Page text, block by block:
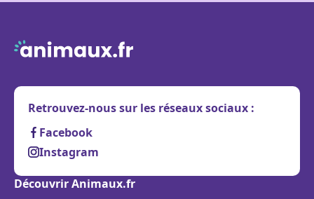
Retrouvez-nous sur les réseaux sociaux :
Facebook
Instagram
Découvrir Animaux.fr